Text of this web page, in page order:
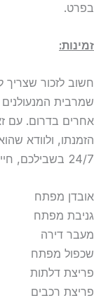
בפרט.
זמינות:
חשוב לזכור שצריך
שמרבית המנעולנים
אחרים בדרום. עם
הזמנתו, ולוודא
24/7 בשבילכם, חייגו וקבלו הצעת מחיר זריזה!
אובדן מפתח
גניבת מפתח
מעבר דירה
שכפול מפתח
פריצת דלתות
פריצת רכבים